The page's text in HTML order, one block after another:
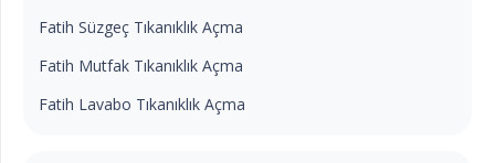
Fatih Süzgeç Tıkanıklık Açma
Fatih Mutfak Tıkanıklık Açma
Fatih Lavabo Tıkanıklık Açma